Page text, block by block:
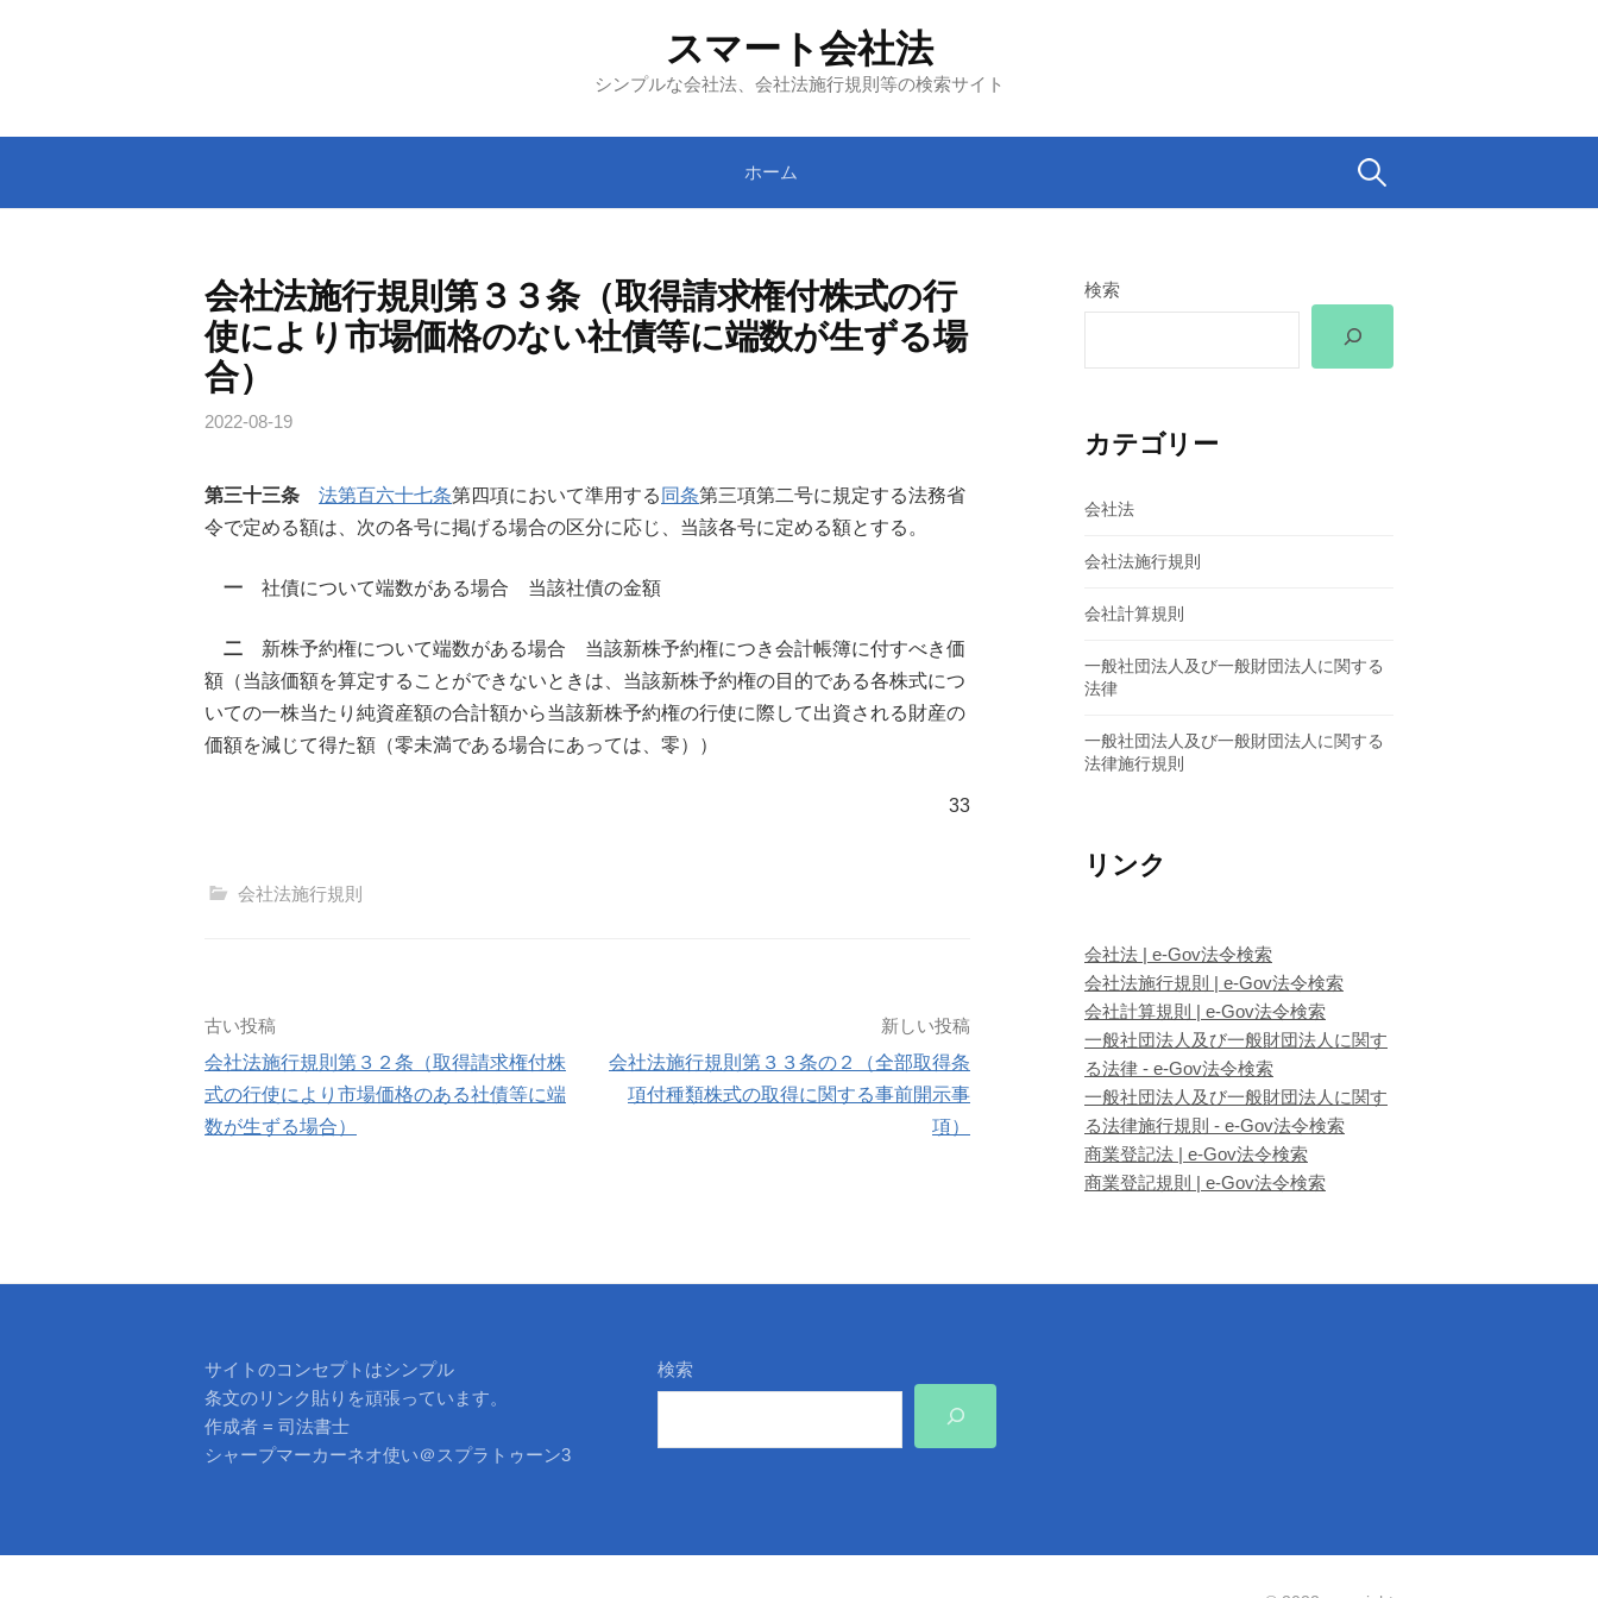
ツ
ス
スマート会社法
シンプルな会社法、会社法施行規則等の検索サイト
ホーム 検
会社法施行規則第３３条（取得請求権付株式の行
使により市場価格のない社債等に端数が生ずる場
合）
2022-08-19
第三十三条 法第百六十七条第四項において準用する 同条第三項第二号に規定する法務省
令で定める額は、次の各号に掲げる場合の区分に応じ、当該各号に定める額とする。
一 社債について端数がある場合 当該社債の金額
二 新株予約権について端数がある場合 当該新株予約権につき会計帳簿に付すべき価
額（当該価額を算定することができないときは、当該新株予約権の目的である各株式につ
いての一株当たり純資産額の合計額から当該新株予約権の行使に際して出資される財産の
価額を減じて得た額（零未満である場合にあっては、零））
33
会社法施行規則
投
稿
ナ
ー
ョ
ン
古い投稿
会社法施行規則第３２条（取得請求権付株
式の行使により市場価格のある社債等に端
数が生ずる場合）
新しい投稿
会社法施行規則第３３条の２（全部取得条
項付種類株式の取得に関する事前開示事
項）
検索
カテゴリー
会社法
会社法施行規則
会社計算規則
一般社団法人及び一般財団法人に関する
法律
一般社団法人及び一般財団法人に関する
法律施行規則
リンク
会社法 | e-Gov法令検索
会社法施行規則 | e-Gov法令検索
会社計算規則 | e-Gov法令検索
一般社団法人及び一般財団法人に関す
る法律 - e-Gov法令検索
一般社団法人及び一般財団法人に関す
る法律施行規則 - e-Gov法令検索
商業登記法 | e-Gov法令検索
商業登記規則 | e-Gov法令検索
サイトのコンセプトはシンプル
条文のリンク貼りを頑張っています。
作成者 = 司法書士
シャープマーカーネオ使い＠スプラトゥーン3
検索